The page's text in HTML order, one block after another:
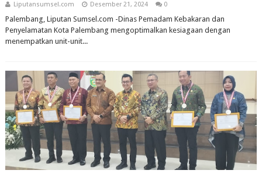
Liputansumsel.com Desember 21, 2024 0
Palembang, Liputan Sumsel.com -Dinas Pemadam Kebakaran dan
Penyelamatan Kota Palembang mengoptimalkan kesiagaan dengan
menempatkan unit-unit...